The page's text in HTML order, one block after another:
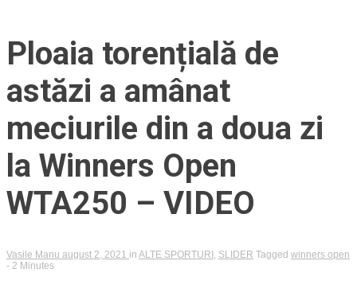
Ploaia torențială de
astăzi a amânat
meciurile din a doua zi
la Winners Open
WTA250 – VIDEO
Vasile Manu august 2, 2021 in ALTE SPORTURI SLIDER Tagged winners open
- 2 Minutes